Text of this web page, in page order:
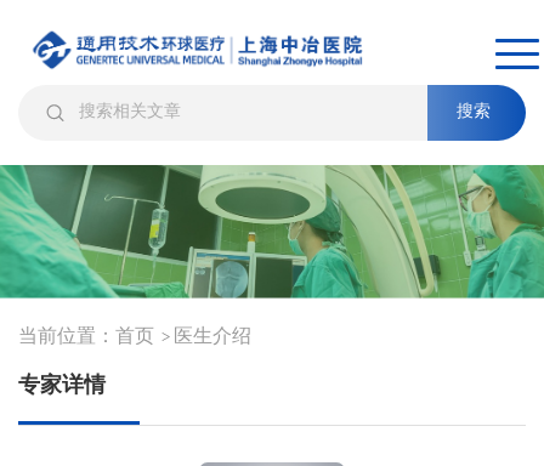
搜索
当前位置： 首页 > 医生介绍
专家详情